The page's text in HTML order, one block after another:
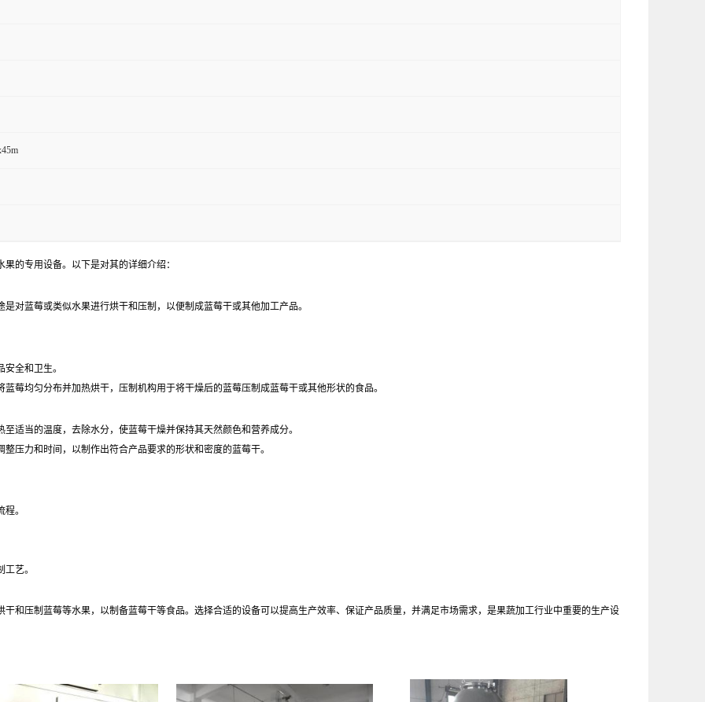
的专用设备。以下是对其的详细介绍：
对蓝莓或类似水果进行烘干和压制，以便制成蓝莓干或其他加工产品。
全和卫生。
莓均匀分布并加热烘干，压制机构用于将干燥后的蓝莓压制成蓝莓干或其他形状的食品。
适当的温度，去除水分，使蓝莓干燥并保持其天然颜色和营养成分。
压力和时间，以制作出符合产品要求的形状和密度的蓝莓干。
。
艺。
和压制蓝莓等水果，以制备蓝莓干等食品。选择合适的设备可以提高生产效率、保证产品质量，并满足市场需求，是果蔬加工行业中重要的生产设